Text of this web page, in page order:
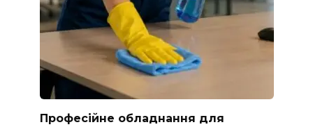
Професійне обладнання для